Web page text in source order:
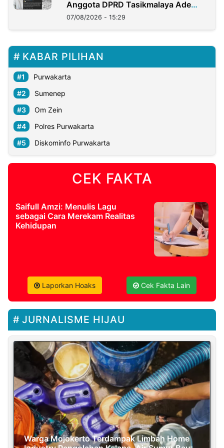
Anggota DPRD Tasikmalaya Ade
Lukman
07/08/2026 - 15:29
KABAR PILIHAN
Purwakarta
Sumenep
Om Zein
Polres Purwakarta
Diskominfo Purwakarta
CEK FAKTA
Saifull Amzi: Menulis Lagu
sebagai Cara Merekam Realitas
Kehidupan
Laporkan Hoaks Cek Fakta Lain
JURNALISME HIJAU
Warga Mojokerto Terdampak Limbah Home